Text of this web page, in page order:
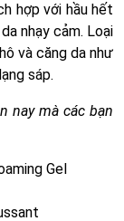
hợp với hầu hết
nhạy cảm. Loại
và căng da như
sáp.
nay mà các bạn
Gel